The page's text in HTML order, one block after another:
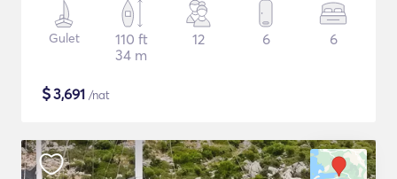
Gulet
110 ft
34 m
12 6 6
$3,691 /nat